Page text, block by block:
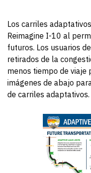
Los carriles
Reimagine I-10 al
futuros. Los usuarios
retirados de la
menos tiempo de viaje
imágenes de abajo
de carriles adaptativos.